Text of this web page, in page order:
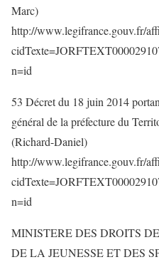
Marc)
http://www.legifrance.gouv.fr/
n=id
53 Décret du 18 juin 2014
général de la préfecture du
(Richard-Daniel)
http://www.legifrance.gouv.fr/
n=id
MINISTERE DES DROITS
DE LA JEUNESSE ET DES